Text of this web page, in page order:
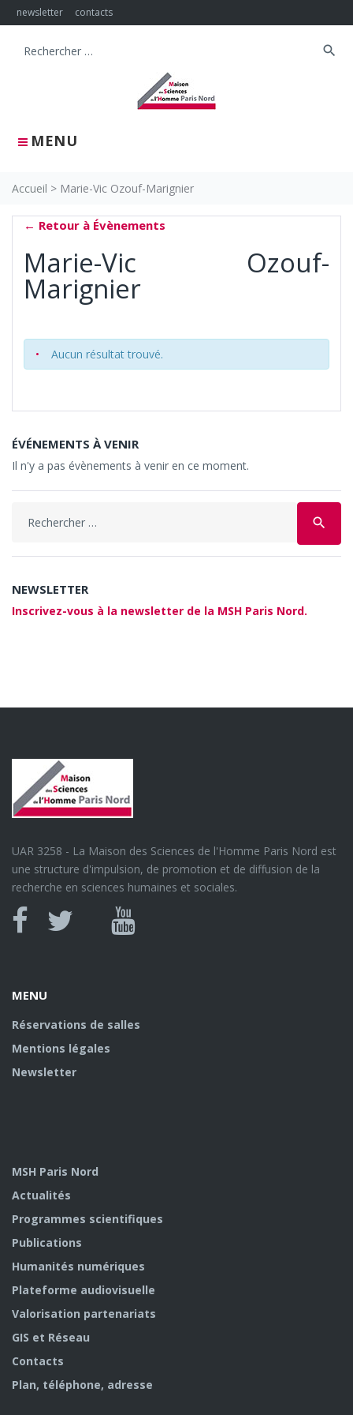
Skip
to
newsletter contacts
MENU
Search
search
Accueil > Marie-Vic Ozouf-Marignier
← Retour à Évènements
Marie-Vic Ozouf-
Marignier
Aucun résultat trouvé.
ÉVÉNEMENTS À VENIR
Il n'y a pas évènements à venir en ce moment.
search
NEWSLETTER
Inscrivez-vous à la newsletter de la MSH Paris Nord.
UAR 3258 - La Maison des Sciences de l'Homme Paris Nord est
une structure d'impulsion, de promotion et de diffusion de la
recherche en sciences humaines et sociales.
Canal
MENU
Réservations de salles
Mentions légales
Newsletter
MSH Paris Nord
Actualités
Programmes scientifiques
Publications
Humanités numériques
Plateforme audiovisuelle
Valorisation partenariats
GIS et Réseau
Contacts
Plan, téléphone, adresse